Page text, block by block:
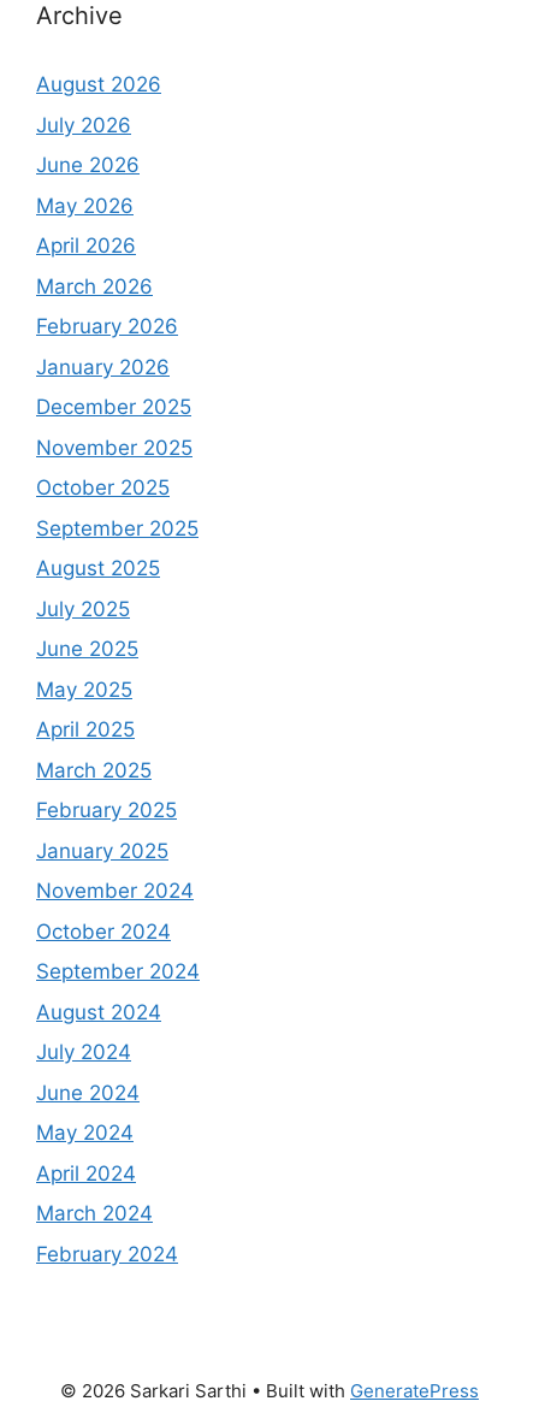
Archive
August 2026
July 2026
June 2026
May 2026
April 2026
March 2026
February 2026
January 2026
December 2025
November 2025
October 2025
September 2025
August 2025
July 2025
June 2025
May 2025
April 2025
March 2025
February 2025
January 2025
November 2024
October 2024
September 2024
August 2024
July 2024
June 2024
May 2024
April 2024
March 2024
February 2024
© 2026 Sarkari Sarthi • Built with GeneratePress